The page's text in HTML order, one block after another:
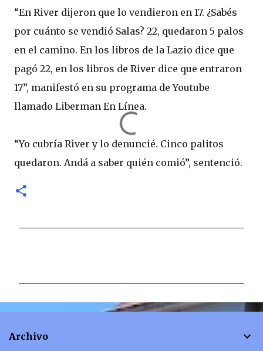
“En River dijeron que lo vendieron en 17. ¿Sabés
por cuánto se vendió Salas? 22, quedaron 5 palos
en el camino. En los libros de la Lazio dice que
pagó 22, en los libros de River dice que entraron
17”, manifestó en su programa de Youtube
llamado Liberman En Línea.
“Yo cubría River y lo denuncié. Cinco palitos
quedaron. Andá a saber quién comió”, sentenció.
m
n
Archivo